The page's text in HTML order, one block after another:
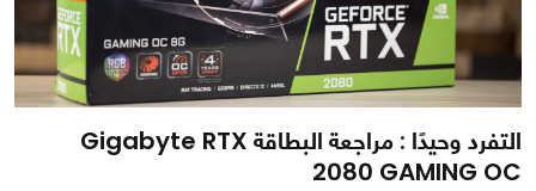
التفرد وحيدًا : مراجعة البطاقة Gigabyte RTX
2080 GAMING OC